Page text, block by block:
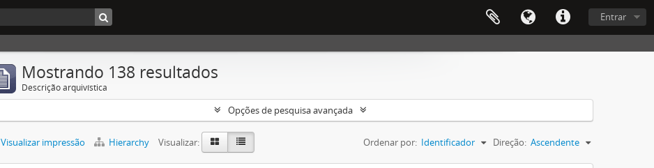
Entrar
Mostrando 138 resultados
Descrição arquivística
Opções de pesquisa avançada
Visualizar impressão Hierarchy Visualizar: Ordenar por: Identificador Direção: Ascendente